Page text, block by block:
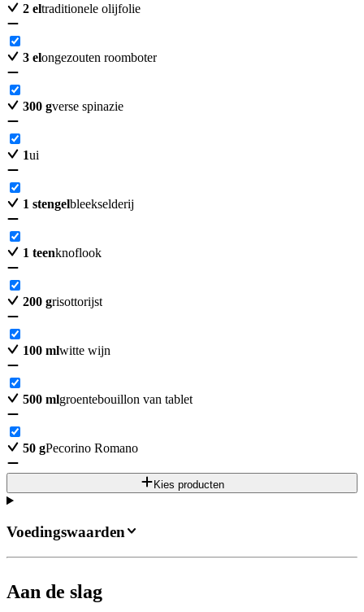
2 eltraditionele olijfolie
3 elongezouten roomboter
300 gverse spinazie
1ui
1 stengelbleekselderij
1 teenknoflook
200 grisottorijst
100 mlwitte wijn
500 mlgroentebouillon van tablet
50 gPecorino Romano
Kies producten
Aan de slag
Voedingswaarden